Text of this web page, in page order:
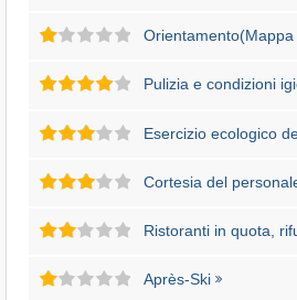
Pulizia e condizioni
Esercizio ecologico
Cortesia del
Ristoranti in quota,
Après-Ski